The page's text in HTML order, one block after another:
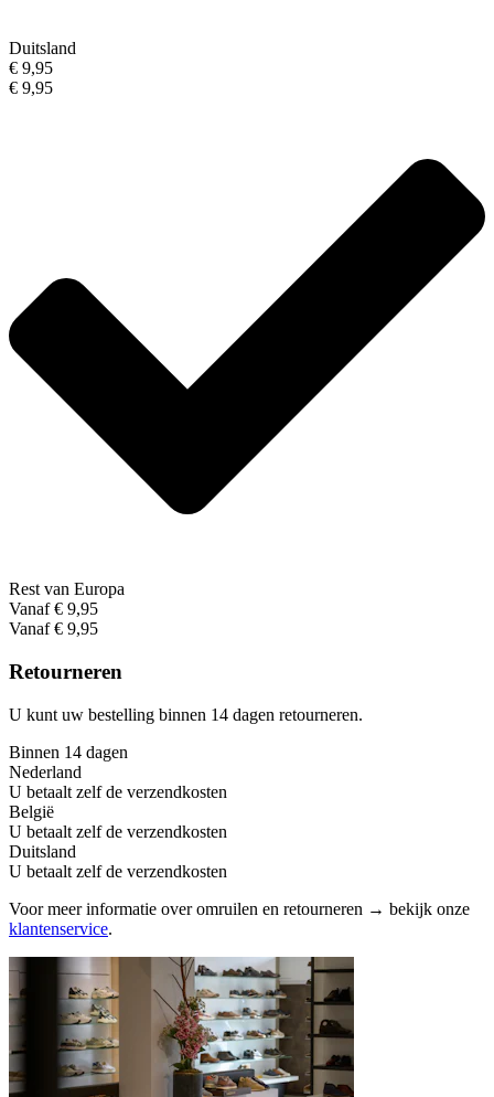
Duitsland
€ 9,95
€ 9,95
Rest van Europa
Vanaf € 9,95
Vanaf € 9,95
Retourneren
U kunt uw bestelling binnen 14 dagen retourneren.
Binnen 14 dagen
Nederland
U betaalt zelf de verzendkosten
België
U betaalt zelf de verzendkosten
Duitsland
U betaalt zelf de verzendkosten
Voor meer informatie over omruilen en retourneren → bekijk onze
klantenservice.